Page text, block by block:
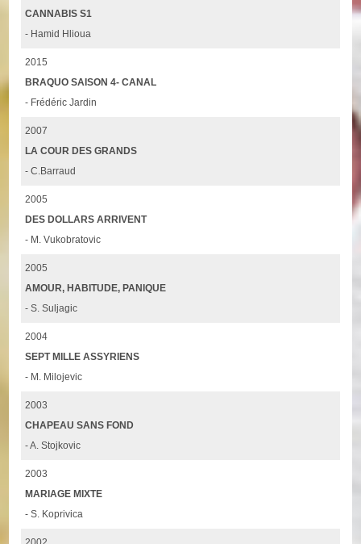
CANNABIS S1
- Hamid Hlioua
2015
BRAQUO SAISON 4- CANAL
- Frédéric Jardin
2007
LA COUR DES GRANDS
- C.Barraud
2005
DES DOLLARS ARRIVENT
- M. Vukobratovic
2005
AMOUR, HABITUDE, PANIQUE
- S. Suljagic
2004
SEPT MILLE ASSYRIENS
- M. Milojevic
2003
CHAPEAU SANS FOND
- A. Stojkovic
2003
MARIAGE MIXTE
- S. Koprivica